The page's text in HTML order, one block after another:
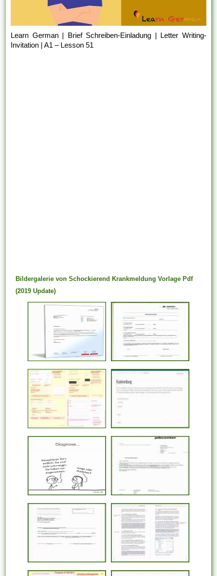
Learn German | Brief Schreiben-Einladung | Letter Writing-
Invitation | A1 – Lesson 51
Bildergalerie von Schockierend Krankmeldung Vorlage Pdf
(2019 Update)